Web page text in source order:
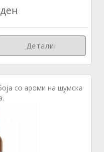
Детали
со ароми на шумска